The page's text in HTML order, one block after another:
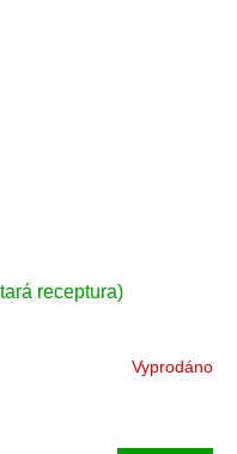
receptura)
Vyprodáno